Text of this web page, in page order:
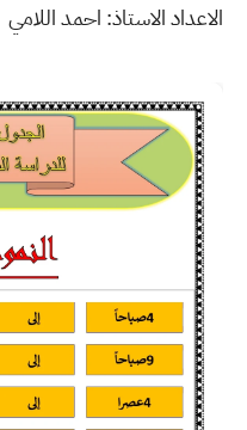
الاعداد الاستاذ: احمد اللامي